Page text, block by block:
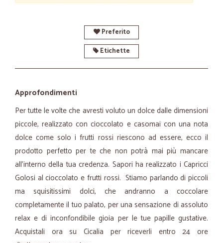
Preferito
Etichette
Approfondimenti
Per tutte le volte che avresti voluto un dolce dalle dimensioni
piccole, realizzato con cioccolato e casomai con una nota
dolce come solo i frutti rossi riescono ad essere, ecco il
prodotto perfetto per te che non potrà mai più mancare
all'interno della tua credenza. Sapori ha realizzato i Capricci
Golosi al cioccolato e frutti rossi. Stiamo parlando di piccoli
ma squisitissimi dolci, che andranno a coccolare
completamente il tuo palato, per una sensazione di assoluto
relax e di inconfondibile gioia per le tue papille gustative.
Acquistali ora su Cicalia per riceverli entro 24 ore